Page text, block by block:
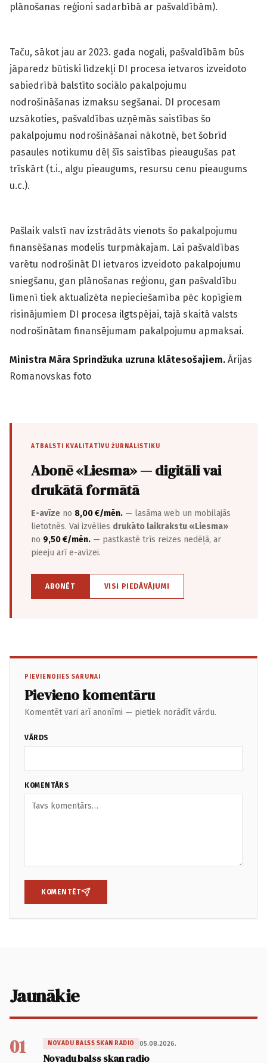
plānošanas reģioni sadarbībā ar pašvaldībām).
Taču, sākot jau ar 2023. gada nogali, pašvaldībām būs
jāparedz būtiski līdzekļi DI procesa ietvaros izveidoto
sabiedrībā balstīto sociālo pakalpojumu
nodrošināšanas izmaksu segšanai. DI procesam
uzsākoties, pašvaldības uzņēmās saistības šo
pakalpojumu nodrošināšanai nākotnē, bet šobrīd
pasaules notikumu dēļ šīs saistības pieaugušas pat
trīskārt (t.i., algu pieaugums, resursu cenu pieaugums
u.c.).
Pašlaik valstī nav izstrādāts vienots šo pakalpojumu
finansēšanas modelis turpmākajam. Lai pašvaldības
varētu nodrošināt DI ietvaros izveidoto pakalpojumu
sniegšanu, gan plānošanas reģionu, gan pašvaldību
līmenī tiek aktualizēta nepieciešamība pēc kopīgiem
risinājumiem DI procesa ilgtspējai, tajā skaitā valsts
nodrošinātam finansējumam pakalpojumu apmaksai.
Ministra Māra Sprindžuka uzruna klātesošajiem. Ārijas
Romanovskas foto
ATBALSTI KVALITATĪVU ŽURNĀLISTIKU
Abonē «Liesma» — digitāli vai
drukātā formātā
E-avīze no 8,00 €/mēn. — lasāma web un mobilajās
lietotnēs. Vai izvēlies drukāto laikrakstu «Liesma»
no 9,50 €/mēn. — pastkastē trīs reizes nedēļā, ar
pieeju arī e-avīzei.
ABONĒT VISI PIEDĀVĀJUMI
PIEVIENOJIES SARUNAI
Pievieno komentāru
Komentēt vari arī anonīmi — pietiek norādīt vārdu.
VĀRDS
KOMENTĀRS
KOMENTĒT
Jaunākie
01 NOVADU BALSS SKAN RADIO 05.08.2026.
Novadu balss skan radio